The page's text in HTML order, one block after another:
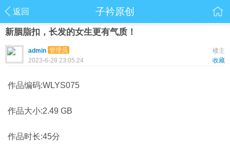
返回 子衿原创
新胭脂扣，长发的女生更有气质！
楼主
admin 管理员
收藏
2023-6-28 23:05:24
作品编码:WLYS075
作品大小:2.49 GB
作品时长:45分